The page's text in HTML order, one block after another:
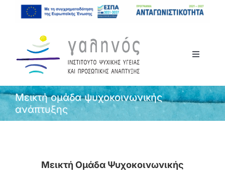
Μετάβαση
Toggle
Το Ινστιτούτο
Μεικτή ομάδα ψυχοκοινωνικής
ανάπτυξης
Μεικτή Ομάδα Ψυχοκοινωνικής